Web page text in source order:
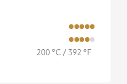
200 °C / 392 °F